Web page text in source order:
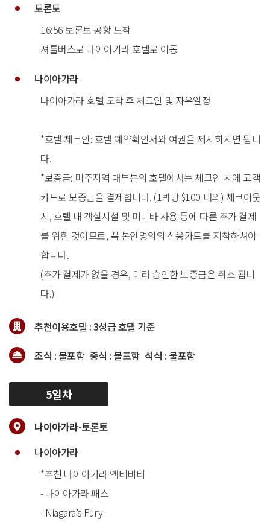
토론토
16:56 토론토 공항 도착
셔틀버스로 나이아가라 호텔로 이동
나이아가라
나이아가라 호텔 도착 후 체크인 및 자유일정
*호텔 체크인: 호텔 예약확인서와 여권을 제시하시면 됩니
다.
*보증금: 미주지역 대부분의 호텔에서는 체크인 시에 고객
카드로 보증금을 결제합니다. (1박당 $100 내외) 체크아웃
시, 호텔 내 객실시설 및 미니바 사용 등에 따른 추가 결제
를 위한 것이므로, 꼭 본인명의의 신용카드를 지참하셔야
합니다.
(추가 결제가 없을 경우, 미리 승인한 보증금은 취소 됩니
다.)
추천이용호텔 :3성급 호텔 기준
조식 : 불포함 중식 : 불포함 석식 : 불포함
5일차
나이아가라-토론토
나이아가라
*추천 나이아가라 액티비티
- 나이아가라 패스
- Niagara’s Fury